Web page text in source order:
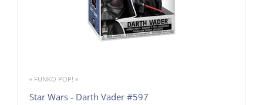
« FUNKO POP! »
Star Wars - Darth Vader #597